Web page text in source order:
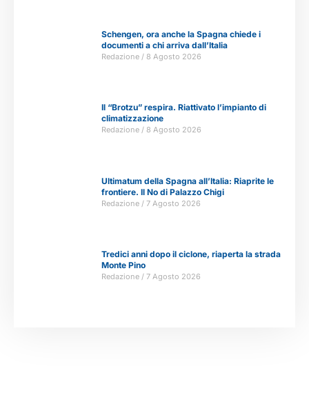
Schengen, ora anche la Spagna chiede i
documenti a chi arriva dall’Italia
Redazione 8 Agosto 2026
Il “Brotzu” respira. Riattivato l’impianto di
climatizzazione
Redazione 8 Agosto 2026
Ultimatum della Spagna all’Italia: Riaprite le
frontiere. Il No di Palazzo Chigi
Redazione 7 Agosto 2026
Tredici anni dopo il ciclone, riaperta la strada
Monte Pino
Redazione 7 Agosto 2026